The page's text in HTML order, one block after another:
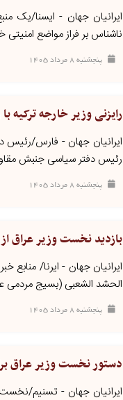
ایرانیان جهان - ایسنا/یک
ناشناس بر فراز مواضع امنیتی
پنجشنبه ۸ مرداد ۱۴۰۵
رایزنی وزیر خارجه
ایرانیان جهان - فارس/رئیس
رئیس دفتر سیاسی جنبش
پنجشنبه ۸ مرداد ۱۴۰۵
بازدید نخست وزیر عراق
ایرانیان جهان - ایرنا/
الحشد الشعبی (بسیج مردمی
پنجشنبه ۸ مرداد ۱۴۰۵
دستور نخست وزیر عراق
ایرانیان جهان - تسنیم/